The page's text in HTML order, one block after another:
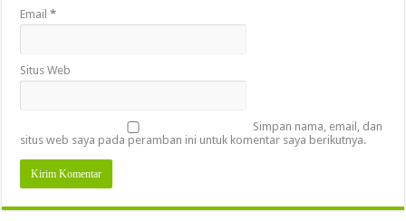
Email*
Situs Web
Simpan nama, email, dan
situs web saya pada peramban ini untuk komentar saya berikutnya.